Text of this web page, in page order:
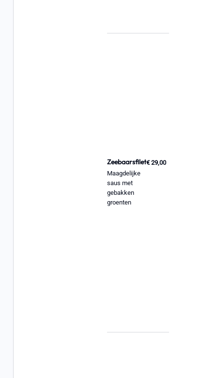
Zeebaarsfilet
Maagdelijke
saus met
gebakken
groenten
€ 29,00